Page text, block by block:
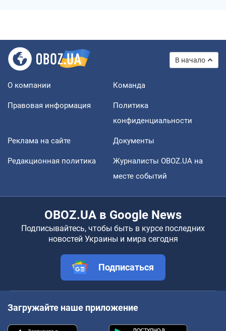
В начало
О компании Команда
Правовая информация
Политика
конфиденциальности
Реклама на сайте Документы
Редакционная политика
Журналисты OBOZ.UA на
месте событий
OBOZ.UA в Google News
Подписывайтесь, чтобы быть в курсе последних
новостей Украины и мира сегодня
Подписаться
Загружайте наше приложение